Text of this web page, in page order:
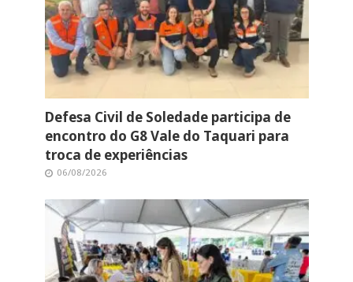
Defesa Civil de Soledade participa de
encontro do G8 Vale do Taquari para
troca de experiências
06/08/2026